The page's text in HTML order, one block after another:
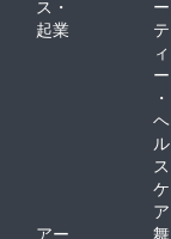
ス・
起業
ー
テ
ィ
ー
・
ヘ
ル
ス
ケ
ア
アー
舞